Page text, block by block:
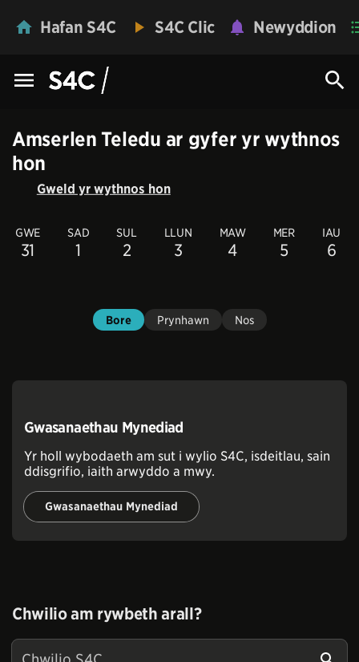
Hafan S4C S4C Clic Newyddion
Amserlen Teledu ar gyfer yr wythnos
hon
Gweld yr wythnos hon
GWE
31
SAD
1
SUL
2
LLUN
3
MAW
4
MER
5
IAU
6
Bore Prynhawn Nos
Gwasanaethau Mynediad
Yr holl wybodaeth am sut i wylio S4C, isdeitlau, sain
ddisgrifio, iaith arwyddo a mwy.
Gwasanaethau Mynediad
Chwilio am rywbeth arall?